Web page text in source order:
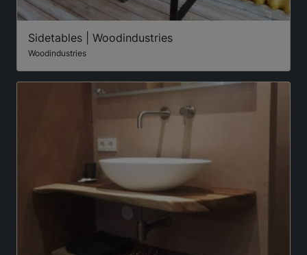
Sidetables | Woodindustries
Woodindustries